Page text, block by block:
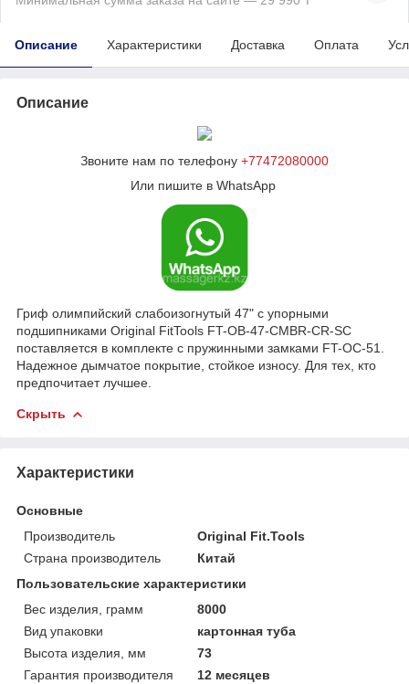
Описание Характеристики Доставка Оплата
Описание
Звоните нам по телефону +77472080000
Или пишите в WhatsApp
Гриф олимпийский слабоизогнутый 47" с упорными
подшипниками Original FitTools FT-OB-47-CMBR-CR-SC
поставляется в комплекте с пружинными замками FT-OC-51.
Надежное дымчатое покрытие, стойкое износу. Для тех, кто
предпочитает лучшее.
Скрыть
Характеристики
Основные
Производитель
Original Fit.Tools
Страна производитель
Китай
Пользовательские характеристики
Вес изделия, грамм
8000
Вид упаковки
картонная туба
Высота изделия, мм
73
Гарантия производителя
12 месяцев